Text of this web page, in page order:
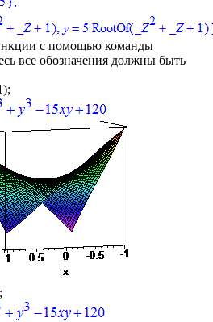
с помощью команды
все обозначения должны быть